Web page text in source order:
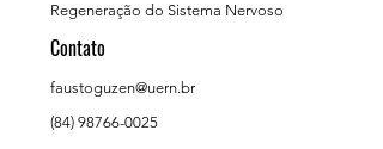
Regeneração do Sistema Nervoso
Contato
faustoguzen@uern.br
(84) 98766-0025